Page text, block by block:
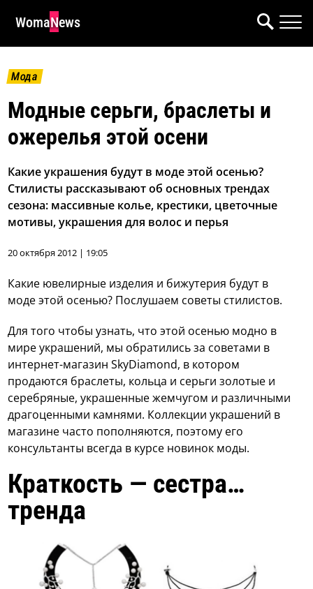
WomaNews
Мода
Модные серьги, браслеты и
ожерелья этой осени
Какие украшения будут в моде этой осенью?
Стилисты рассказывают об основных трендах
сезона: массивные колье, крестики, цветочные
мотивы, украшения для волос и перья
20 октября 2012 | 19:05
Какие ювелирные изделия и бижутерия будут в
моде этой осенью? Послушаем советы стилистов.
Для того чтобы узнать, что этой осенью модно в
мире украшений, мы обратились за советами в
интернет-магазин SkyDiamond, в котором
продаются браслеты, кольца и серьги золотые и
серебряные, украшенные жемчугом и различными
драгоценными камнями. Коллекции украшений в
магазине часто пополняются, поэтому его
консультанты всегда в курсе новинок моды.
Краткость — сестра…
тренда